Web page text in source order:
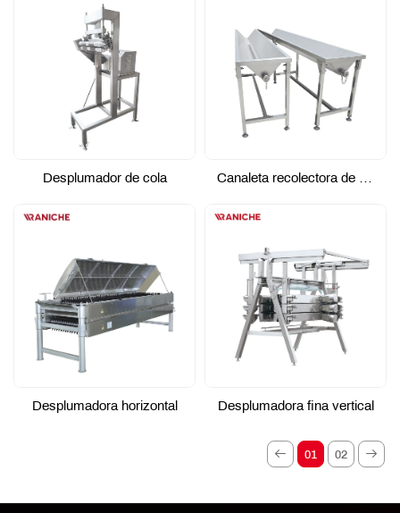
Desplumador de cola Canaleta recolectora de sangre
Desplumadora horizontal Desplumadora fina vertical
01 02